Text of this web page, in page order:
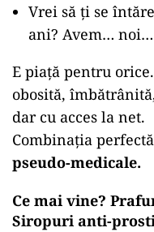
Vrei să ți se
ani? Avem… noi…
E piață pentru
obosită,
dar cu acces la net.
Combinația
pseudo-medicale.
Ce mai vine?
Siropuri anti-